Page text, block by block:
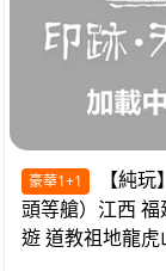
豪華1+1
頭等艙）江西
遊 道教祖地龍虎